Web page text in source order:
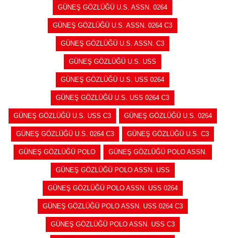
GÜNEŞ GÖZLÜĞÜ U.S. ASSN. 0264
GÜNEŞ GÖZLÜĞÜ U.S. ASSN. 0264 C3
GÜNEŞ GÖZLÜĞÜ U.S. ASSN. C3
GÜNEŞ GÖZLÜĞÜ U.S. USS
GÜNEŞ GÖZLÜĞÜ U.S. USS 0264
GÜNEŞ GÖZLÜĞÜ U.S. USS 0264 C3
GÜNEŞ GÖZLÜĞÜ U.S. USS C3 GÜNEŞ GÖZLÜĞÜ U.S. 0264
GÜNEŞ GÖZLÜĞÜ U.S. 0264 C3 GÜNEŞ GÖZLÜĞÜ U.S. C3
GÜNEŞ GÖZLÜĞÜ POLO GÜNEŞ GÖZLÜĞÜ POLO ASSN.
GÜNEŞ GÖZLÜĞÜ POLO ASSN. USS
GÜNEŞ GÖZLÜĞÜ POLO ASSN. USS 0264
GÜNEŞ GÖZLÜĞÜ POLO ASSN. USS 0264 C3
GÜNEŞ GÖZLÜĞÜ POLO ASSN. USS C3